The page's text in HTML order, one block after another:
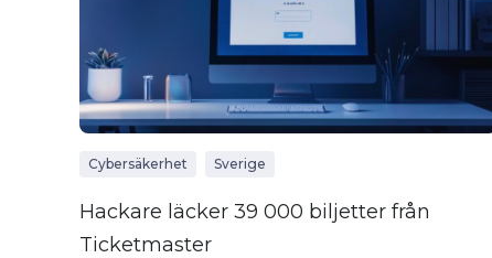
Cybersäkerhet Sverige
Hackare läcker 39 000 biljetter från
Ticketmaster